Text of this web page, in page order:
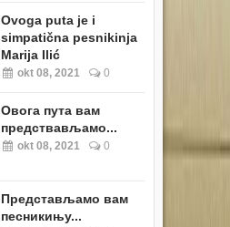
Ovoga puta je i
simpatična pesnikinja
Marija Ilić
okt 08, 2021 0
Овога пута вам
предствављамо...
okt 08, 2021 0
Представљамо вам
песникињу...